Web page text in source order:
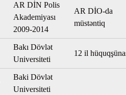
AR DİN Polis
Akademiyası
2009-2014
AR DİO-da
müstəntiq
Bakı Dövlət
Universiteti
12 il
Baki Dövlət
Universiteti